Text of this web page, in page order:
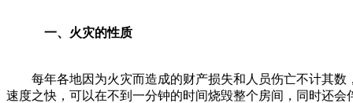
一、火灾的性质
每年各地因为火灾而造成的财产损失和人员伤亡不计其数
速度之快，可以在不到一分钟的时间烧毁整个房间，同时还